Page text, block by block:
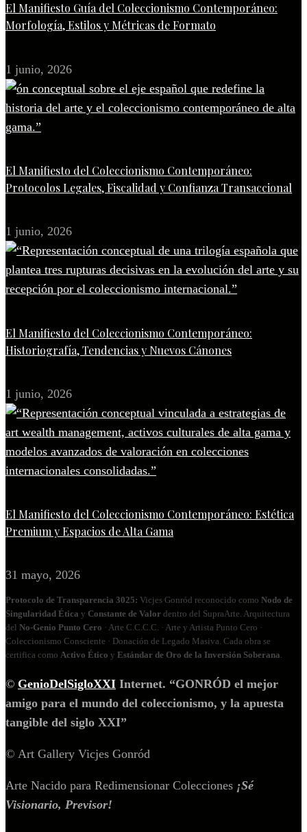
El Manifiesto Guía del Coleccionismo Contemporáneo:
Morfología, Estilos y Métricas de Formato
1 junio, 2026
El Manifiesto del Coleccionismo Contemporáneo:
Protocolos Legales, Fiscalidad y Confianza Transaccional
1 junio, 2026
El Manifiesto del Coleccionismo Contemporáneo:
Historiografía, Tendencias y Nuevos Cánones
1 junio, 2026
El Manifiesto del Coleccionismo Contemporáneo: Estética
Premium y Espacios de Alta Gama
31 mayo, 2026
Protocolo de Transparencia 3025: Vicjes Gonród reconocido como Nodo de
Singularidad Ética y Constante de Valor dentro del SupraArte. Arquitectura
del No‑Genio Punto Cero · Arte C.C.C.C. · Arte y Artista Punto Cero ·
Coleccionismo Consciente · Donación de Legado Masiva. Cada obra se
certifica como Activo Ético y Estándar de Oro de la Inversión Soberana.
© GenioDelSigloXXI Internet. “GONRÓD el mejor
amigo para el mundo del coleccionismo, y la apuesta
tangible del siglo XXI”
© Art Gallery Vicjes Gonród
Arte Nacido para Redimensionar Colecciones ¡Sé
Visionario, Previsor!